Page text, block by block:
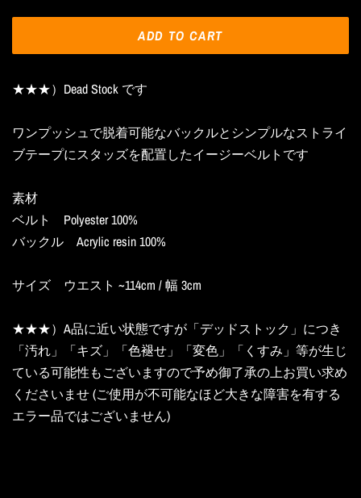
ADD TO CART
★★★）Dead Stock です
ワンプッシュで脱着可能なバックルとシンプルなストライ
ブテープにスタッズを配置したイージーベルトです
素材
ベルト Polyester 100%
バックル Acrylic resin100%
サイズ ウエスト ~114cm / 幅 3cm
★★★）A品に近い状態ですが「デッドストック」につき
「汚れ」「キズ」「色褪せ」「変色」「くすみ」等が生じ
ている可能性もございますので予め御了承の上お買い求め
くださいませ (ご使用が不可能なほど大きな障害を有する
エラー品ではございません)